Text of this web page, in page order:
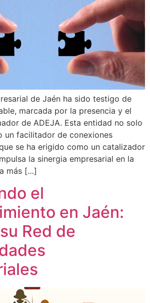
de Jaén ha sido testigo de
marcada por la presencia y el
de ADEJA. Esta entidad no solo
un facilitador de conexiones
se ha erigido como un catalizador
la sinergia empresarial en la
más […]
el
en Jaén:
Red de